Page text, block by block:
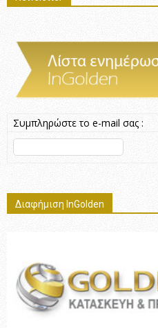
Συμπληρώστε το e-mail σας :
Διαφήμιση InGolden